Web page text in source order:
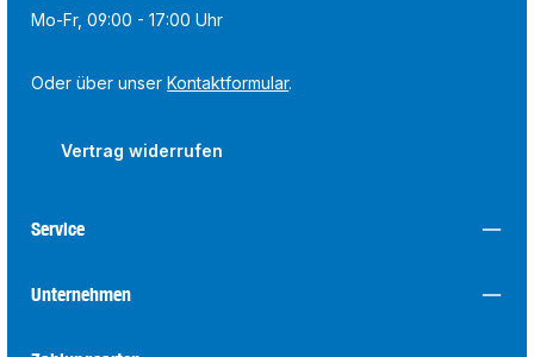
Mo-Fr, 09:00 - 17:00 Uhr
Oder über unserKontaktformular.
Vertrag widerrufen
Service
Unternehmen